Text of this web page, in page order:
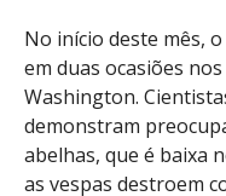
No início deste mês,
em duas ocasiões
Washington.
demonstram
abelhas, que é baixa
as vespas destroem